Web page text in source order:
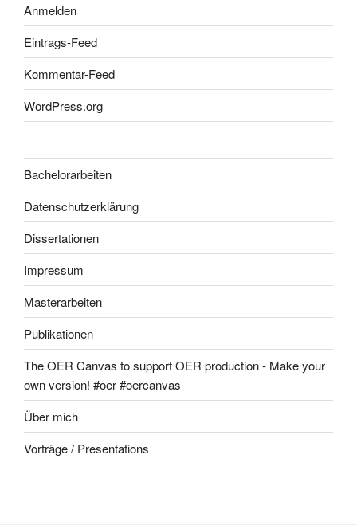
Anmelden
Eintrags-Feed
Kommentar-Feed
WordPress.org
Bachelorarbeiten
Datenschutzerklärung
Dissertationen
Impressum
Masterarbeiten
Publikationen
The OER Canvas to support OER production - Make your
own version! #oer #oercanvas
Über mich
Vorträge / Presentations